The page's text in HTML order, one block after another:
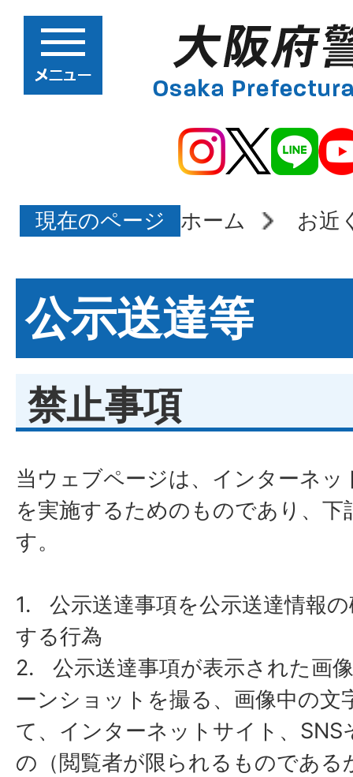
現在のページ ホーム お近
公示送達等
禁止事項
当ウェブページは、インターネッ
を実施するためのものであり、下
す。
1. 公示送達事項を公示送達情報
する行為
​​​​​​​2. 公示送達事項が表示された画
ーンショットを撮る、画像中の文
て、インターネットサイト、
の（閲覧者が限られるものである